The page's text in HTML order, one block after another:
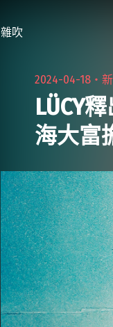
雜吹
2024-04-18・
LÜCY
海大富